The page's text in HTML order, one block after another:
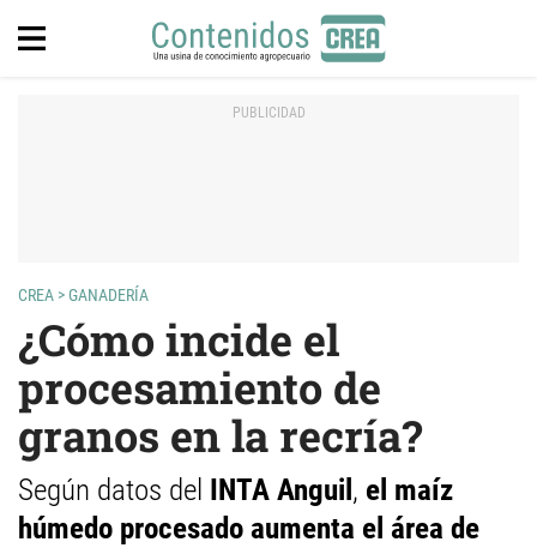
CREA >GANADERÍA
¿Cómo incide el
procesamiento de
granos en la recría?
Según datos del INTA Anguil , el maíz
húmedo procesado aumenta el área de